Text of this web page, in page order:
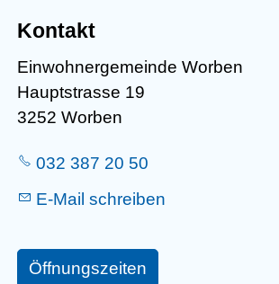
Kontakt
Einwohnergemeinde Worben
Hauptstrasse 19
3252 Worben
032 387 20 50
E-Mail schreiben
Öffnungszeiten